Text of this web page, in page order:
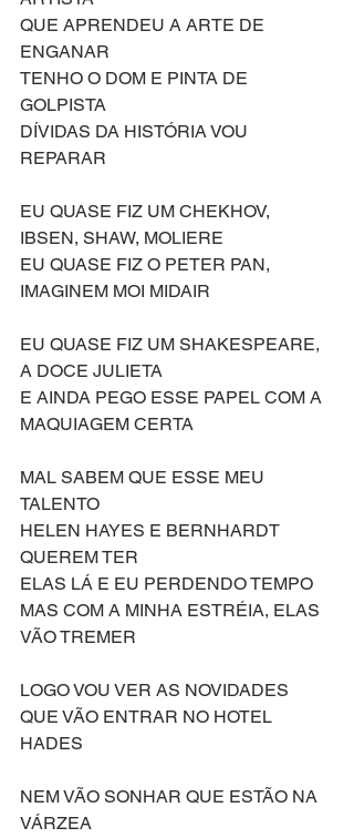
QUE APRENDEU A ARTE DE
ENGANAR
TENHO O DOM E PINTA DE
GOLPISTA
DÍVIDAS DA HISTÓRIA VOU
REPARAR
EU QUASE FIZ UM CHEKHOV,
IBSEN, SHAW, MOLIERE
EU QUASE FIZ O PETER PAN,
IMAGINEM MOI MIDAIR
EU QUASE FIZ UM SHAKESPEARE,
A DOCE JULIETA
E AINDA PEGO ESSE PAPEL COM A
MAQUIAGEM CERTA
MAL SABEM QUE ESSE MEU
TALENTO
HELEN HAYES E BERNHARDT
QUEREM TER
ELAS LÁ E EU PERDENDO TEMPO
MAS COM A MINHA ESTRÉIA, ELAS
VÃO TREMER
LOGO VOU VER AS NOVIDADES
QUE VÃO ENTRAR NO HOTEL
HADES
NEM VÃO SONHAR QUE ESTÃO NA
VÁRZEA